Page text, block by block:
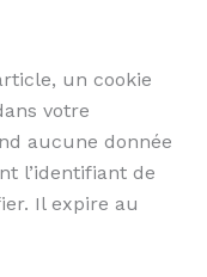
un cookie
votre
aucune donnée
l’identifiant de
Il expire au